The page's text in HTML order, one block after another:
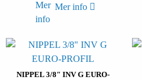
Mer info
NIPPEL 3/8″ INV G EURO-